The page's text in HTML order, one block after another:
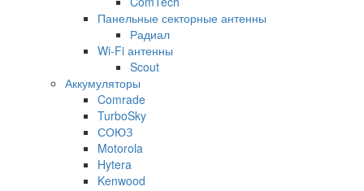
Панельные секторные антенны
Радиал
Wi-Fi антенны
Scout
Аккумуляторы
Comrade
TurboSky
СОЮЗ
Motorola
Hytera
Kenwood